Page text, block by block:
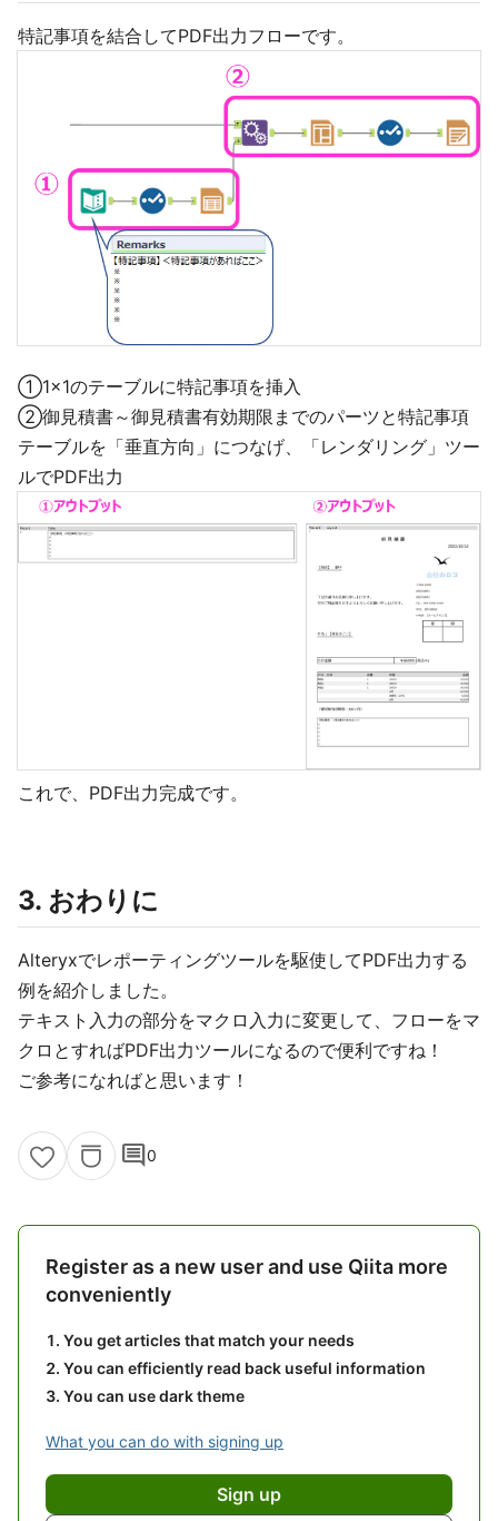
特記事項を結合してPDF出力フローです。
①1x1のテーブルに特記事項を挿入
②御見積書～御見積書有効期限までのパーツと特記事項
テーブルを「垂直方向」につなげ、「レンダリング」ツー
ルでPDF出力
これで、PDF出力完成です。
3. おわりに
Alteryxでレポーティングツールを駆使してPDF出力する
例を紹介しました。
テキスト入力の部分をマクロ入力に変更して、フローをマ
クロとすればPDF出力ツールになるので便利ですね！
ご参考になればと思います！
comment0
Register as a new user and use Qiita more
conveniently
You get articles that match your needs
You can efficiently read back useful information
You can use dark theme
What you can do with signing up
Sign up